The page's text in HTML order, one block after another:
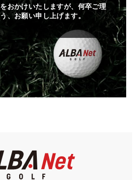
おかけいたしますが、何卒ご理
、お願い申し上げます。